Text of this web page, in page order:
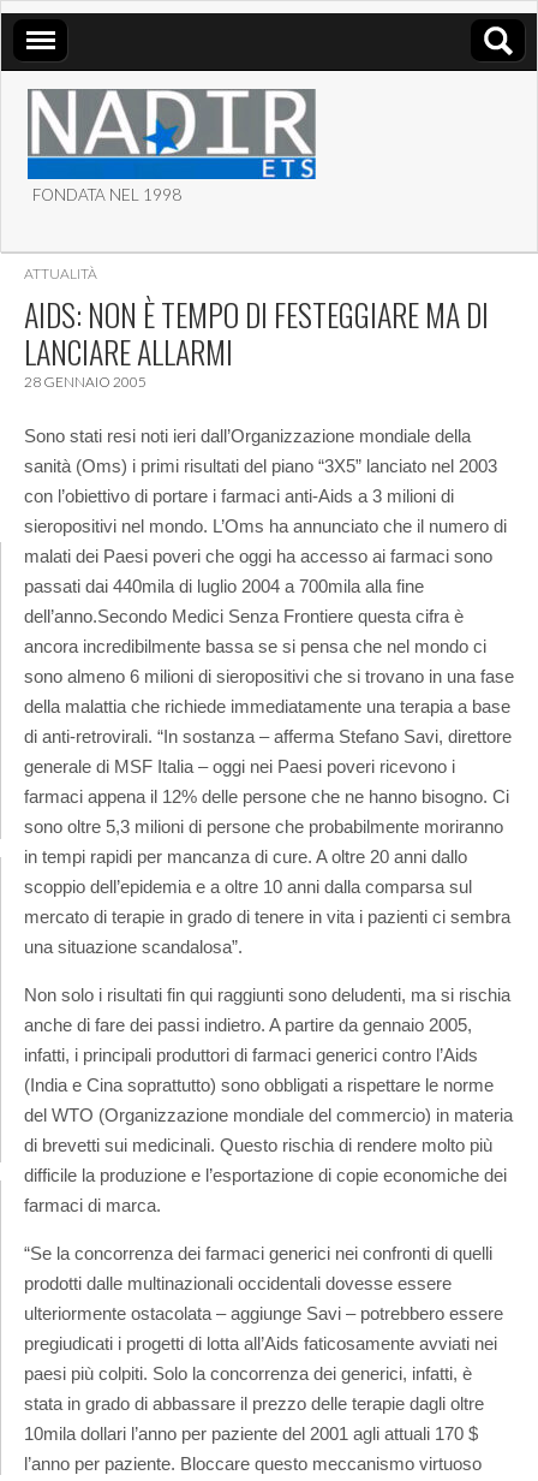
ASSOCIAZIONE NADIR
ETS
FONDATA NEL 1998
ATTUALITÀ
AIDS: NON È TEMPO DI FESTEGGIARE MA DI
LANCIARE ALLARMI
28 GENNAIO 2005
Sono stati resi noti ieri dall’Organizzazione mondiale della
sanità (Oms) i primi risultati del piano “3X5” lanciato nel 2003
con l’obiettivo di portare i farmaci anti-Aids a 3 milioni di
sieropositivi nel mondo. L’Oms ha annunciato che il numero di
malati dei Paesi poveri che oggi ha accesso ai farmaci sono
passati dai 440mila di luglio 2004 a 700mila alla fine
dell’anno.Secondo Medici Senza Frontiere questa cifra è
ancora incredibilmente bassa se si pensa che nel mondo ci
sono almeno 6 milioni di sieropositivi che si trovano in una fase
della malattia che richiede immediatamente una terapia a base
di anti-retrovirali. “In sostanza – afferma Stefano Savi, direttore
generale di MSF Italia – oggi nei Paesi poveri ricevono i
farmaci appena il 12% delle persone che ne hanno bisogno. Ci
sono oltre 5,3 milioni di persone che probabilmente moriranno
in tempi rapidi per mancanza di cure. A oltre 20 anni dallo
scoppio dell’epidemia e a oltre 10 anni dalla comparsa sul
mercato di terapie in grado di tenere in vita i pazienti ci sembra
una situazione scandalosa”.
Non solo i risultati fin qui raggiunti sono deludenti, ma si rischia
anche di fare dei passi indietro. A partire da gennaio 2005,
infatti, i principali produttori di farmaci generici contro l’Aids
(India e Cina soprattutto) sono obbligati a rispettare le norme
del WTO (Organizzazione mondiale del commercio) in materia
di brevetti sui medicinali. Questo rischia di rendere molto più
difficile la produzione e l’esportazione di copie economiche dei
farmaci di marca.
“Se la concorrenza dei farmaci generici nei confronti di quelli
prodotti dalle multinazionali occidentali dovesse essere
ulteriormente ostacolata – aggiunge Savi – potrebbero essere
pregiudicati i progetti di lotta all’Aids faticosamente avviati nei
paesi più colpiti. Solo la concorrenza dei generici, infatti, è
stata in grado di abbassare il prezzo delle terapie dagli oltre
10mila dollari l’anno per paziente del 2001 agli attuali 170 $
l’anno per paziente. Bloccare questo meccanismo virtuoso